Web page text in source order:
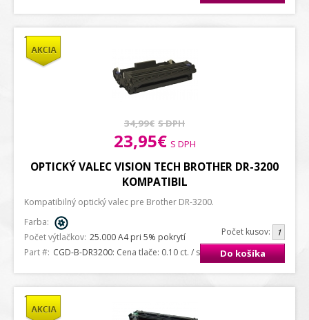
34,99€ S DPH
23,95€ S DPH
Počet kusov:
Do košíka
OPTICKÝ VALEC VISION TECH BROTHER DR-3200
KOMPATIBIL
Kompatibilný optický valec pre Brother DR-3200.
Farba:
Počet výtlačkov: 25.000 A4 pri 5% pokrytí
Part #: CGD-B-DR3200: Cena tlače: 0.10 ct. / strana A4